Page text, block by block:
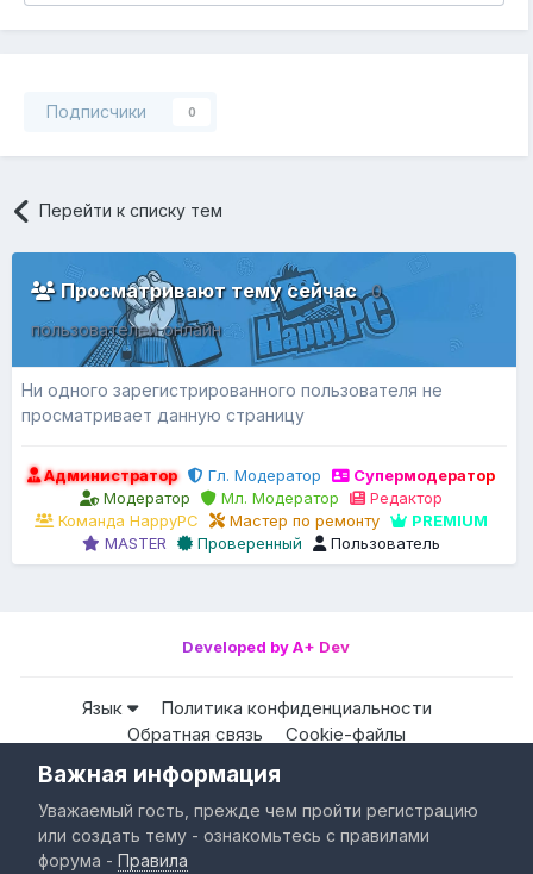
Подписчики 0
Перейти к списку тем
Просматривают тему сейчас0
пользователей онлайн
Ни одного зарегистрированного пользователя не
просматривает данную страницу
Администратор Гл. Модератор
Супермодератор
Модератор
Мл. Модератор
Редактор
Команда HappyPC
Мастер по ремонту
PREMIUM
MASTER
Проверенный Пользователь
Developed by A+ Dev
Язык
Политика конфиденциальности
Обратная связь
Cookie-файлы
Powered by Invision Community
Важная информация
Уважаемый гость, прежде чем пройти регистрацию
или создать тему - ознакомьтесь с правилами
форума -Правила